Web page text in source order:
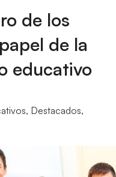
de los
de la
educativo
, Destacados,